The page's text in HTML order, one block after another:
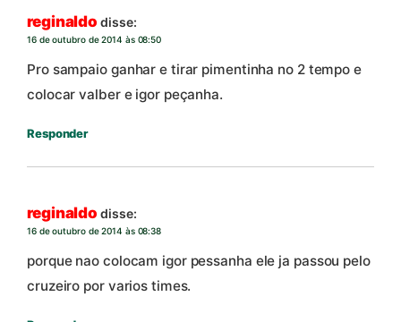
reginaldo disse:
16 de outubro de 2014 às 08:50
Pro sampaio ganhar e tirar pimentinha no 2 tempo e
colocar valber e igor peçanha.
Responder
reginaldo disse:
16 de outubro de 2014 às 08:38
porque nao colocam igor pessanha ele ja passou pelo
cruzeiro por varios times.